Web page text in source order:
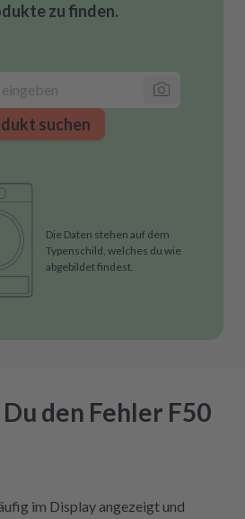
zu finden.
suchen
Die Daten stehen auf dem
Typenschild, welches du wie
abgebildet findest.
den Fehler F50
im Display angezeigt und